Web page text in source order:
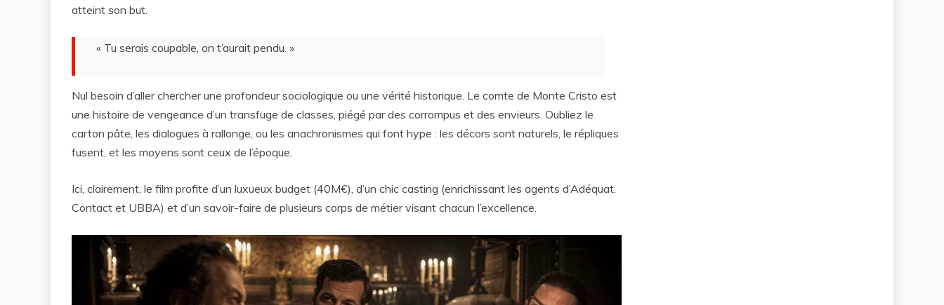
atteint son but.
« Tu serais coupable, on t’aurait pendu. »
Nul besoin d’aller chercher une profondeur sociologique ou une vérité historique. Le comte de Monte Cristo est
une histoire de vengeance d’un transfuge de classes, piégé par des corrompus et des envieurs. Oubliez le
carton pâte, les dialogues à rallonge, ou les anachronismes qui font hype : les décors sont naturels, le répliques
fusent, et les moyens sont ceux de l’époque.
Ici, clairement, le film profite d’un luxueux budget (40M€), d’un chic casting (enrichissant les agents d’Adéquat,
Contact et UBBA) et d’un savoir-faire de plusieurs corps de métier visant chacun l’excellence.